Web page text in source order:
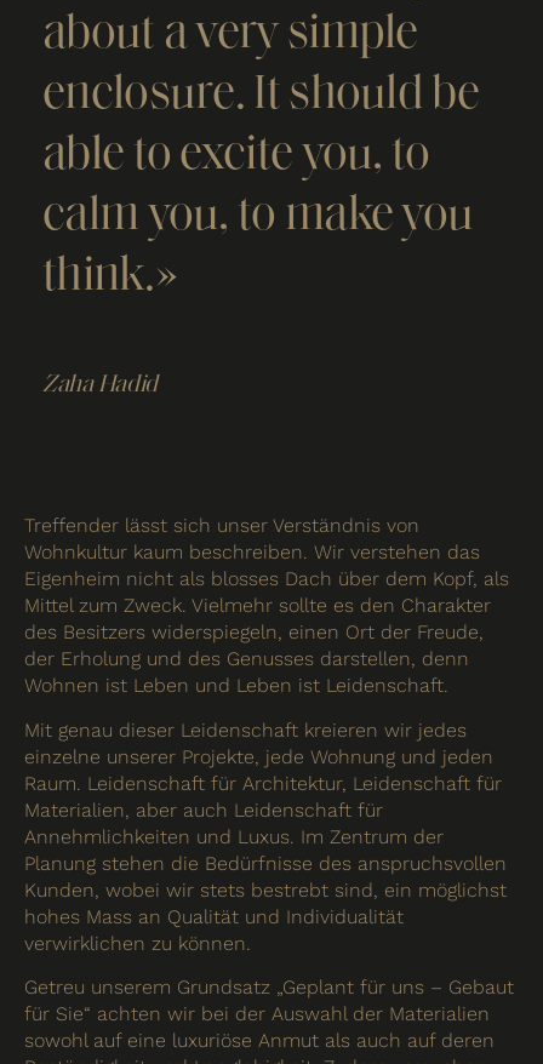
about a very simple
enclosure. It should be
able to excite you, to
calm you, to make you
think.»
Zaha Hadid
Treffender lässt sich unser Verständnis von
Wohnkultur kaum beschreiben. Wir verstehen das
Eigenheim nicht als blosses Dach über dem Kopf, als
Mittel zum Zweck. Vielmehr sollte es den Charakter
des Besitzers widerspiegeln, einen Ort der Freude,
der Erholung und des Genusses darstellen, denn
Wohnen ist Leben und Leben ist Leidenschaft.
Mit genau dieser Leidenschaft kreieren wir jedes
einzelne unserer Projekte, jede Wohnung und jeden
Raum. Leidenschaft für Architektur, Leidenschaft für
Materialien, aber auch Leidenschaft für
Annehmlichkeiten und Luxus. Im Zentrum der
Planung stehen die Bedürfnisse des anspruchsvollen
Kunden, wobei wir stets bestrebt sind, ein möglichst
hohes Mass an Qualität und Individualität
verwirklichen zu können.
Getreu unserem Grundsatz „Geplant für uns – Gebaut
für Sie“ achten wir bei der Auswahl der Materialien
sowohl auf eine luxuriöse Anmut als auch auf deren